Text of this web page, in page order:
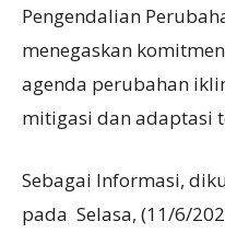
Pengendalian
menegaskan
agenda perubahan
mitigasi dan adaptasi
Sebagai Informasi,
pada Selasa, (11/6/